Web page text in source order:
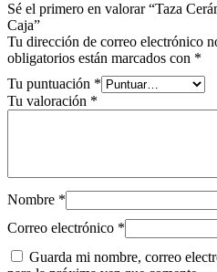
Sé el primero en valorar “Taza
Caja”
Tu dirección de correo electrónico
obligatorios están marcados con *
Tu puntuación *
Tu valoración *
Nombre *
Correo electrónico *
Guarda mi nombre, correo